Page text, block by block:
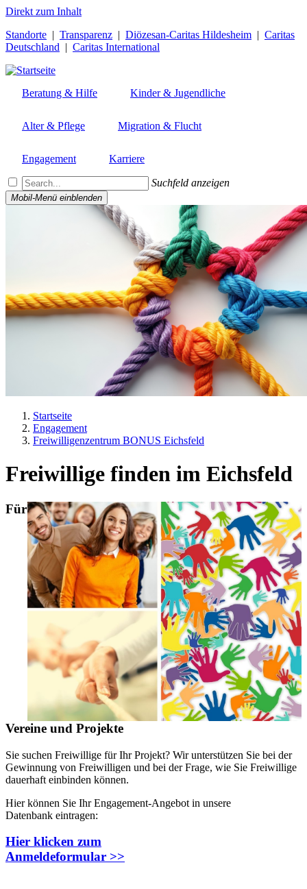
Direkt zum Inhalt
Standorte | Transparenz | Diözesan-Caritas Hildesheim | Caritas
Deutschland | Caritas International
Beratung & Hilfe Kinder & Jugendliche
Alter & Pflege Migration & Flucht
Engagement Karriere
Suchfeld anzeigen
Mobil-Menü einblenden
Pfadnavigation
Startseite
Engagement
Freiwilligenzentrum BONUS Eichsfeld
Freiwillige finden im Eichsfeld
Für
Vereine und Projekte
Sie suchen Freiwillige für Ihr Projekt? Wir unterstützen Sie bei der
Gewinnung von Freiwilligen und bei der Frage, wie Sie Freiwillige
dauerhaft einbinden können.
Hier können Sie Ihr Engagement-Angebot in unsere
Datenbank eintragen:
Hier klicken zum
Anmeldeformular >>